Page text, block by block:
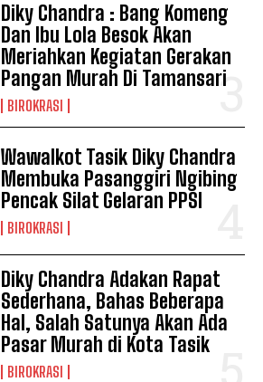
Diky Chandra : Bang Komeng
Dan Ibu Lola Besok Akan
Meriahkan Kegiatan Gerakan
Pangan Murah Di Tamansari
BIROKRASI
Wawalkot Tasik Diky Chandra
Membuka Pasanggiri Ngibing
Pencak Silat Gelaran PPSI
BIROKRASI
Diky Chandra Adakan Rapat
Sederhana, Bahas Beberapa
Hal, Salah Satunya Akan Ada
Pasar Murah di Kota Tasik
BIROKRASI